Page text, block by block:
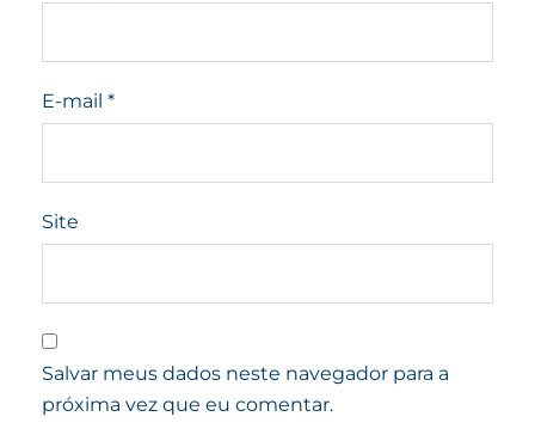
E-mail *
Site
Salvar meus dados neste navegador para a
próxima vez que eu comentar.